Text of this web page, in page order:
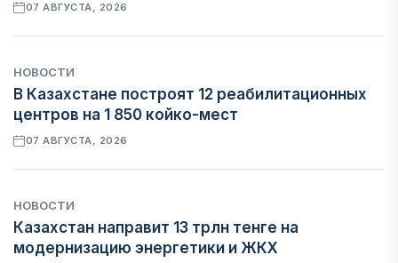
07 АВГУСТА, 2026
НОВОСТИ
В Казахстане построят 12 реабилитационных
центров на 1 850 койко-мест
07 АВГУСТА, 2026
НОВОСТИ
Казахстан направит 13 трлн тенге на
модернизацию энергетики и ЖКХ